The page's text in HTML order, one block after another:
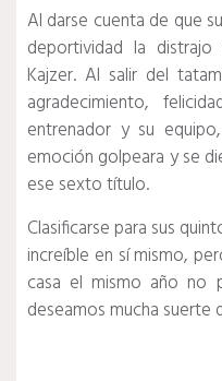
Al darse cuenta de que
deportividad la
Kajzer. Al salir del
agradecimiento,
entrenador y su
emoción golpeara y se
ese sexto título.
Clasificarse para sus
increíble en sí mismo,
casa el mismo año no
deseamos mucha